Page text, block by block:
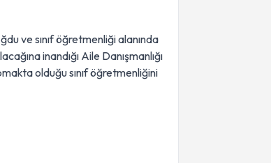
ve sınıf öğretmenliği alanında
inandığı Aile Danışmanlığı
olduğu sınıf öğretmenliğini